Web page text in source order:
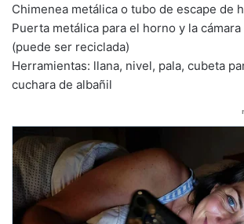
Chimenea metálica o tubo de escape de
Puerta metálica para el horno y la
(puede ser reciclada)
Herramientas: llana, nivel, pala, cubeta
cuchara de albañil